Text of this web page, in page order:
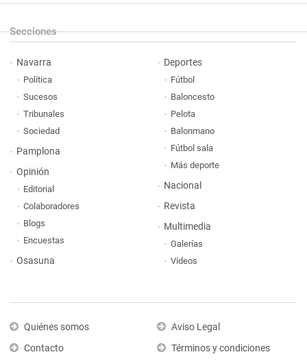
Secciones
Navarra
Política
Sucesos
Tribunales
Sociedad
Pamplona
Opinión
Editorial
Colaboradores
Blogs
Encuestas
Osasuna
Deportes
Fútbol
Baloncesto
Pelota
Balonmano
Fútbol sala
Más deporte
Nacional
Revista
Multimedia
Galerías
Vídeos
Quiénes somos
Contacto
Aviso Legal
Términos y condiciones